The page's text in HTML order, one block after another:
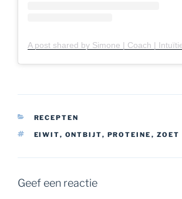
CATEGORIEËN
RECEPTEN
TAGS
EIWIT, ONTBIJT, PROTEINE , ZOET
Geef een reactie